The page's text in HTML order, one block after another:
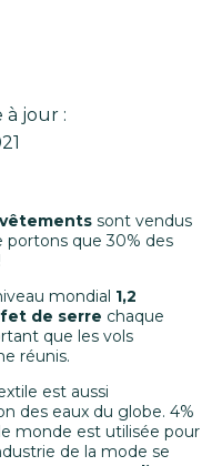
à jour :
sont vendus
portons que 30% des
mondial 1,2
de serre chaque
que les vols
réunis.
est aussi
des eaux du globe. 4%
monde est utilisée pour
de la mode se